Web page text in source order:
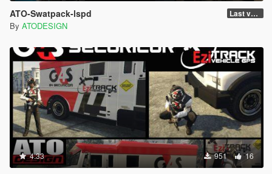
ATO-Swatpack-lspd Last version
By ATODESIGN
4.33 951 16